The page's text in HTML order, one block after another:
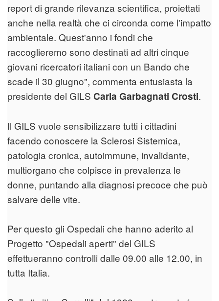
report di grande rilevanza scientifica, proiettati
anche nella realtà che ci circonda come l'impatto
ambientale. Quest'anno i fondi che
raccoglieremo sono destinati ad altri cinque
giovani ricercatori italiani con un Bando che
scade il 30 giugno", commenta entusiasta la
presidente del GILS Carla Garbagnati Crosti.
Il GILS vuole sensibilizzare tutti i cittadini
facendo conoscere la Sclerosi Sistemica,
patologia cronica, autoimmune, invalidante,
multiorgano che colpisce in prevalenza le
donne, puntando alla diagnosi precoce che può
salvare delle vite.
Per questo gli Ospedali che hanno aderito al
Progetto "Ospedali aperti" del GILS
effettueranno controlli dalle 09.00 alle 12.00, in
tutta Italia.